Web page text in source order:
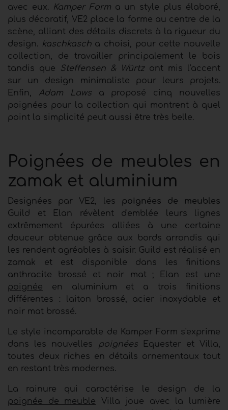
avec eux.
Kamper Forma un style plus élaboré,
plus décoratif, VE2 place la forme au centre de la
scène, alliant des détails discrets à la rigueur du
design. kaschkascha choisi, pour cette nouvelle
collection, de travailler principalement le bois
tandis que
Steffensen & Würtzont mis l'accent
sur un design minimaliste pour leurs projets.
Enfin, Adam Lawsa proposé cinq nouvelles
poignées pour la collection qui montrent à quel
point la simplicité peut aussi être très belle.
Poignées de meubles en
zamak et aluminium
Designées par VE2, les poignées de meubles
Guild et Elan révèlent d'emblée leurs lignes
extrêmement épurées alliées à une certaine
douceur obtenue grâce aux bords arrondis qui
les rendent agréables à saisir. Guild est réalisé en
zamak et est disponible dans les finitions
anthracite brossé et noir mat ; Elan est une
poignée en aluminium et a trois finitions
différentes : laiton brossé, acier inoxydable et
noir mat brossé.
Le style incomparable de Kamper Form s'exprime
dans les nouvelles
poignéesEquester et Villa,
toutes deux riches en détails ornementaux tout
en restant très modernes.
La rainure qui caractérise le design de la
poignée de meuble Villa joue avec la lumière